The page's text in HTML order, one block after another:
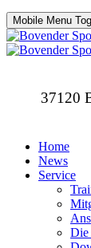
Mobile Menu
37120
Home
News
Service
Die